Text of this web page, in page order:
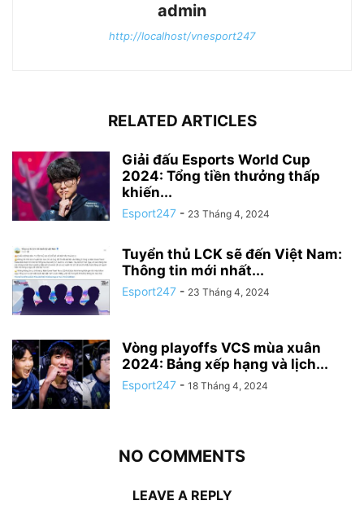
admin
http://localhost/vnesport247
RELATED ARTICLES
Giải đấu Esports World Cup
2024: Tổng tiền thưởng thấp
khiến...
Esport247 - 23 Tháng 4, 2024
Tuyển thủ LCK sẽ đến Việt Nam:
Thông tin mới nhất...
Esport247 - 23 Tháng 4, 2024
Vòng playoffs VCS mùa xuân
2024: Bảng xếp hạng và lịch...
Esport247 - 18 Tháng 4, 2024
NO COMMENTS
LEAVE A REPLY